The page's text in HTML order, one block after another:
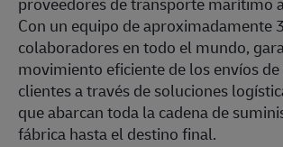
Con un equipo de aproximadamente
colaboradores en todo el mundo,
movimiento eficiente de los envíos
clientes a través de soluciones
que abarcan toda la cadena de
fábrica hasta el destino final.